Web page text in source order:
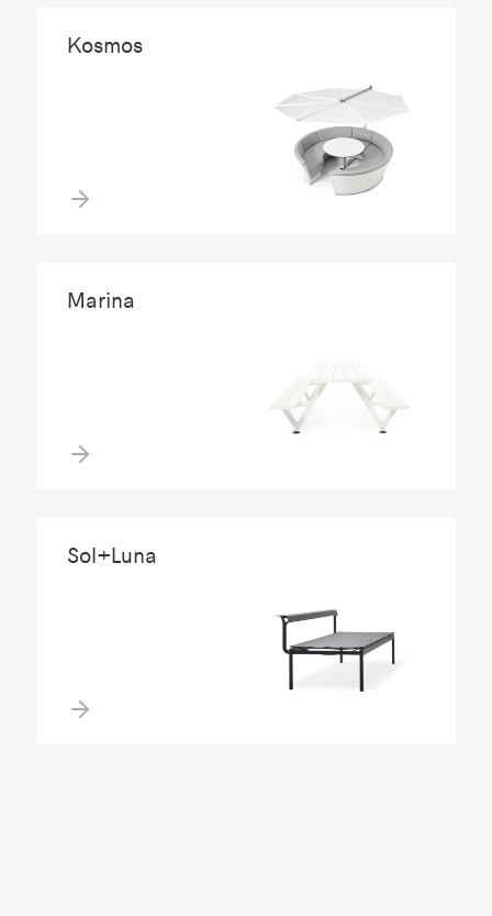
Kosmos
Marina
Sol+Luna